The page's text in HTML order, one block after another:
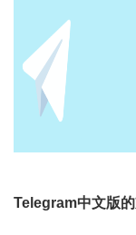
Telegram中文版